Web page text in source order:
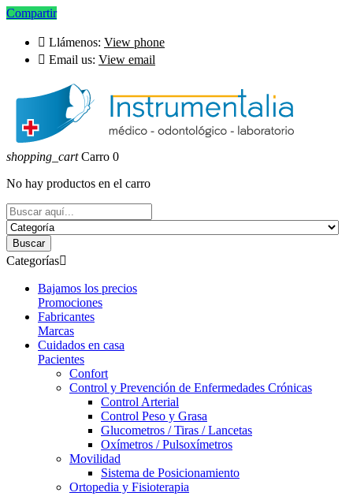
Compartir
 Llámenos: View phone
 Email us: View email
shopping_cart Carro 0
No hay productos en el carro
Buscar
Categorías
Bajamos los precios
Promociones
Fabricantes
Marcas
Cuidados en casa
Pacientes
Confort
Control y Prevención de Enfermedades Crónicas
Control Arterial
Control Peso y Grasa
Glucometros / Tiras / Lancetas
Oxímetros / Pulsoxímetros
Movilidad
Sistema de Posicionamiento
Ortopedia y Fisioterapia